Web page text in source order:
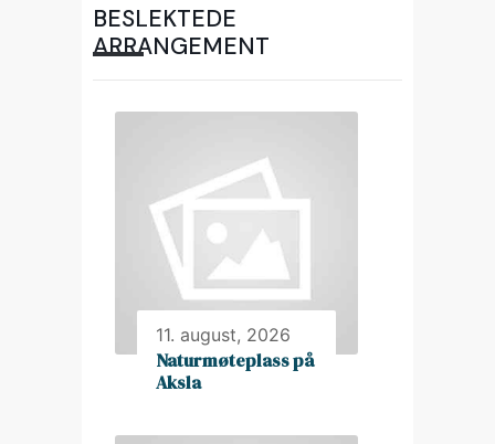
BESLEKTEDE
ARRANGEMENT
11. august, 2026
Naturmøteplass på
Aksla